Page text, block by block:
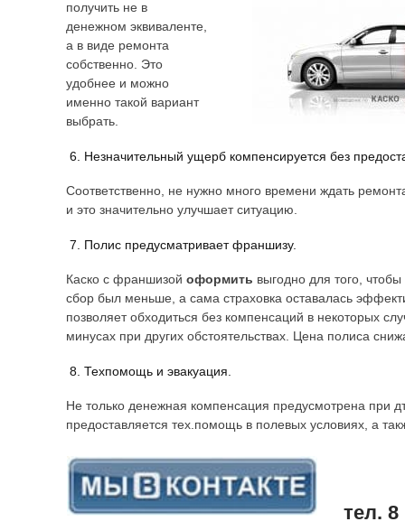
получить не в
денежном эквиваленте,
а в виде ремонта
собственно. Это
удобнее и можно
именно такой вариант
выбрать.
Незначительный ущерб компенсируется без
Соответственно, не нужно много времени ждать
и это значительно улучшает ситуацию.
Полис предусматривает франшизу.
Каско с франшизой оформить выгодно для того,
сбор был меньше, а сама страховка оставалась
позволяет обходиться без компенсаций в некоторых
минусах при других обстоятельствах. Цена полиса
Техпомощь и эвакуация.
Не только денежная компенсация предусмотрена при
предоставляется тех.помощь в полевых условиях, а
тел. 8